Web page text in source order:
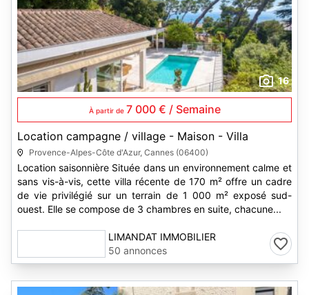
16
À partir de 7 000 € / Semaine
Location campagne / village - Maison - Villa
Provence-Alpes-Côte d'Azur, Cannes (06400)
Location saisonnière Située dans un environnement calme et
sans vis-à-vis, cette villa récente de 170 m² offre un cadre
de vie privilégié sur un terrain de 1 000 m² exposé sud-
ouest. Elle se compose de 3 chambres en suite, chacune...
LIMANDAT IMMOBILIER
50 annonces